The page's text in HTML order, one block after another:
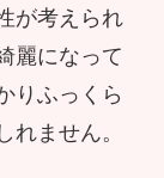
が考えられ
麗になって
りふっくら
れません。